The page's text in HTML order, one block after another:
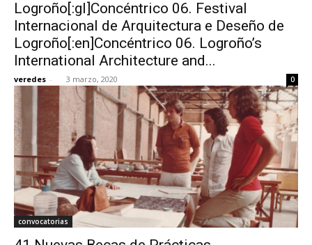
Logroño[:gl]Concéntrico 06. Festival
Internacional de Arquitectura e Deseño de
Logroño[:en]Concéntrico 06. Logroño’s
International Architecture and...
veredes - 3 marzo, 2020 0
convocatorias